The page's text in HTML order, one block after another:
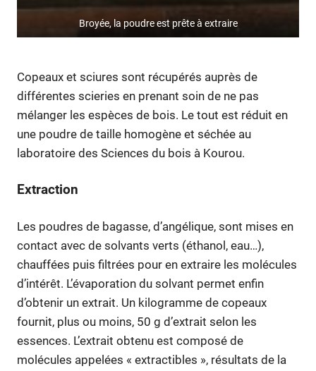
Broyée, la poudre est prête à extraire
Copeaux et sciures sont récupérés auprès de
différentes scieries en prenant soin de ne pas
mélanger les espèces de bois. Le tout est réduit en
une poudre de taille homogène et séchée au
laboratoire des Sciences du bois à Kourou.
Extraction
Les poudres de bagasse, d’angélique, sont mises en
contact avec de solvants verts (éthanol, eau…),
chauffées puis filtrées pour en extraire les molécules
d’intérêt. L’évaporation du solvant permet enfin
d’obtenir un extrait. Un kilogramme de copeaux
fournit, plus ou moins, 50 g d’extrait selon les
essences. L’extrait obtenu est composé de
molécules appelées « extractibles », résultats de la